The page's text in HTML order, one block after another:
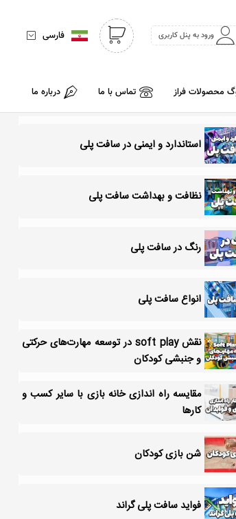
فارسی ورود به پنل کاربری
محصولات فراز تماس با ما درباره ما
استاندارد و ایمنی در سافت پلی
نظافت و بهداشت سافت پلی
رنگ در سافت پلی
انواع سافت پلی
نقش soft play در توسعه مهارت‌های حرکتی
و جنبشی کودکان
مقایسه راه اندازی خانه بازی با سایر کسب و
کارها
شن بازی کودکان
فواید سافت پلی گراند